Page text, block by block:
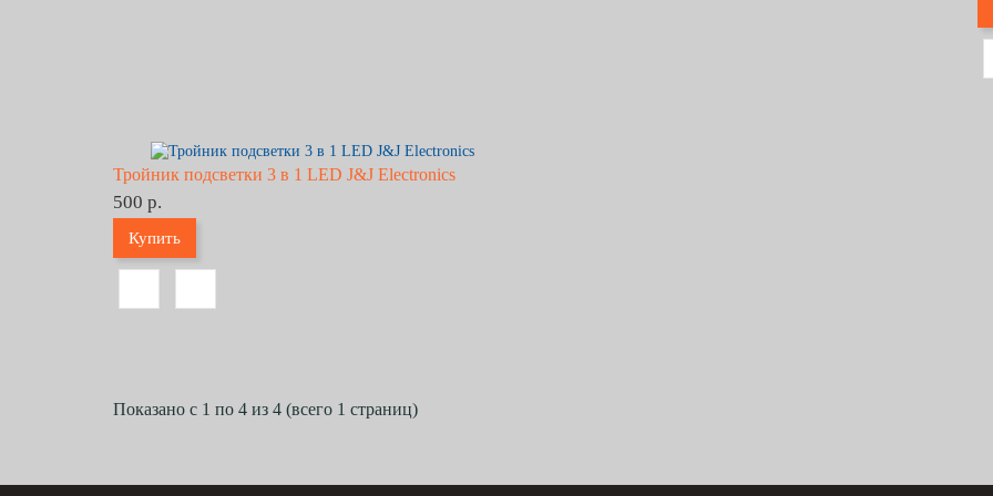
Тройник подсветки 3 в 1 LED J&J Electronics
500 р.
Купить
Показано с 1 по 4 из 4 (всего 1 страниц)